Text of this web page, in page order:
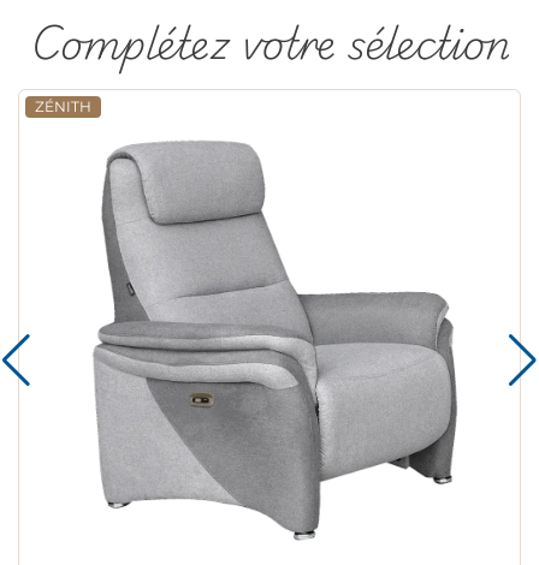
Complétez votre sélection
ZÉNITH